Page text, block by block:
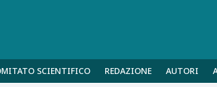
SCIENTIFICO REDAZIONE AUTORI